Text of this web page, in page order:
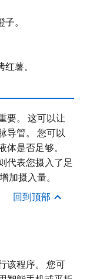
。
薯。
要。 这可以让
导管。 您可以
是否足够。
代表您摄入了足
加摄入量。
回到顶部
该程序。 您可